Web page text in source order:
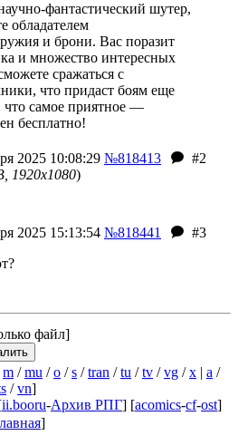
фантастический шутер,
обладателем
и брони. Вас поразит
и множество интересных
сражаться с
что придаст боям еще
самое приятное —
бесплатно!
2025 10:08:29 №818413
#2
1920x1080)
2025 15:13:54 №818441
#3
файл]
m /mu /o /s /tran /tu /tv /vg /x | a /
/vn]
ii.booru-Архив РПГ] [acomics-cf-ost]
]